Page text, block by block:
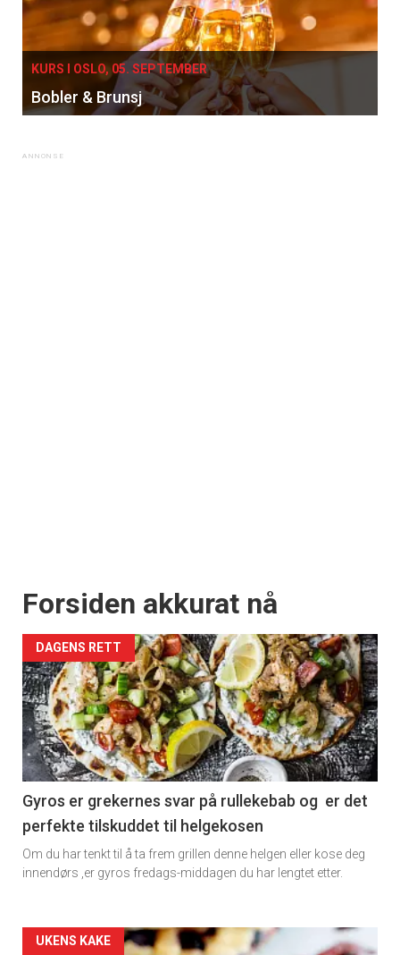
KURS I OSLO, 05. SEPTEMBER
Bobler & Brunsj
Forsiden akkurat nå
DAGENS RETT
Gyros er grekernes svar på rullekebab og er det
perfekte tilskuddet til helgekosen
Om du har tenkt til å ta frem grillen denne helgen eller kose deg
innendørs ,er gyros fredags-middagen du har lengtet etter.
Forsiden
UKENS KAKE